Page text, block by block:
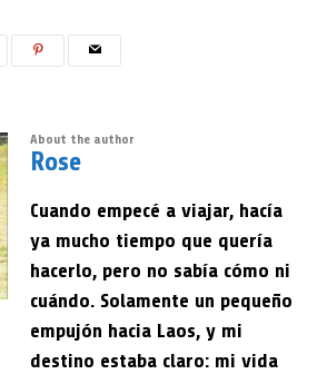
About the author
Rose
Cuando empecé a viajar, hacía
ya mucho tiempo que quería
hacerlo, pero no sabía cómo ni
cuándo. Solamente un pequeño
empujón hacia Laos, y mi
destino estaba claro: mi vida